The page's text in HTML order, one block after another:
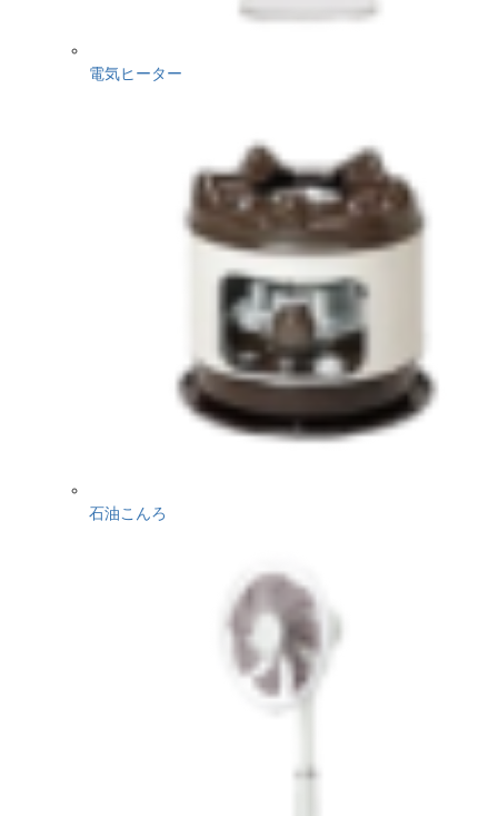
電気ヒーター
石油こんろ